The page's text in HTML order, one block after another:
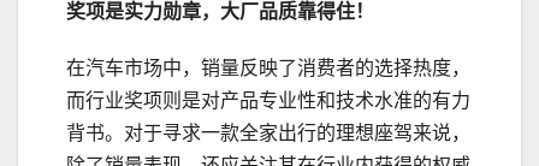
奖项是实力勋章，大厂品质靠得住！
在汽车市场中，销量反映了消费者的选择热度，
而行业奖项则是对产品专业性和技术水准的有力
背书。对于寻求一款全家出行的理想座驾来说，